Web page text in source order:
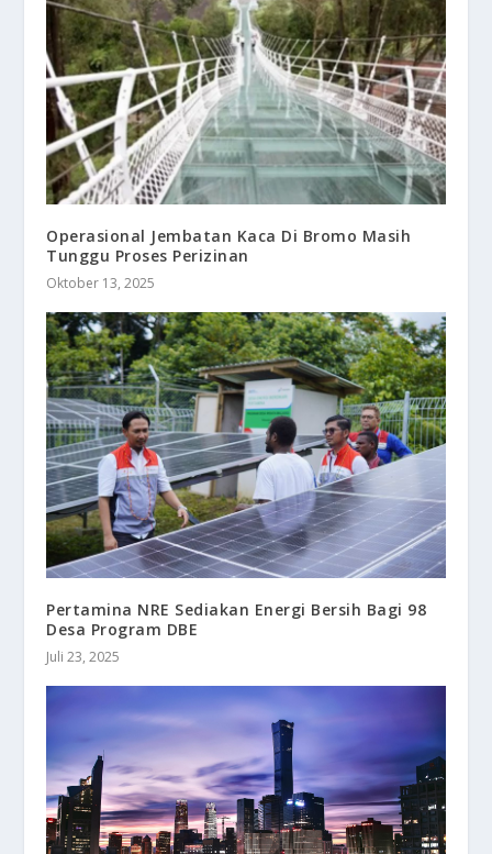
Operasional Jembatan Kaca Di Bromo Masih
Tunggu Proses Perizinan
Oktober 13, 2025
Pertamina NRE Sediakan Energi Bersih Bagi 98
Desa Program DBE
Juli 23, 2025